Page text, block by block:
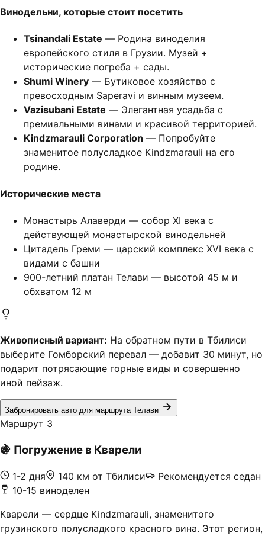
Винодельни, которые стоит посетить
Tsinandali Estate — Родина виноделия
европейского стиля в Грузии. Музей +
исторические погреба + сады.
Shumi Winery — Бутиковое хозяйство с
превосходным Saperavi и винным музеем.
Vazisubani Estate — Элегантная усадьба с
премиальными винами и красивой территорией.
Kindzmarauli Corporation — Попробуйте
знаменитое полусладкое Kindzmarauli на его
родине.
Исторические места
Монастырь Алаверди — собор XI века с
действующей монастырской винодельней
Цитадель Греми — царский комплекс XVI века с
видами с башни
900-летний платан Телави — высотой 45 м и
обхватом 12 м
Живописный вариант: На обратном пути в Тбилиси
выберите Гомборский перевал — добавит 30 минут, но
подарит потрясающие горные виды и совершенно
иной пейзаж.
Забронировать авто для маршрута Телави
Маршрут 3
🍇 Погружение в Кварели
1-2 дня 140 км от Тбилиси
Рекомендуется седан
10-15 виноделен
Кварели — сердце Kindzmarauli, знаменитого
грузинского полусладкого красного вина. Этот регион,